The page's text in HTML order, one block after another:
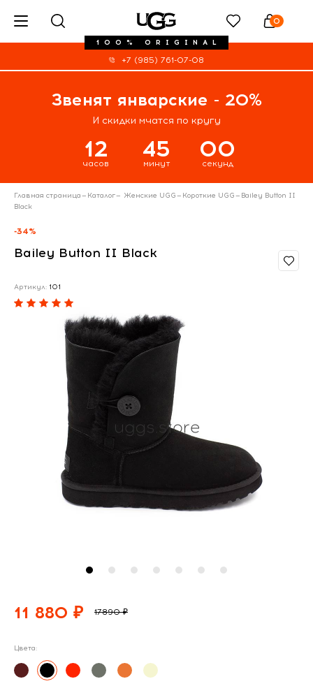
100% ORIGINAL
0
+7 (985) 761-07-08
Звенят январские - 20%
И скидки мчатся по кругу
12
часов
44
минут
59
секунд
Главная страница— Каталог— Женские UGG— Короткие UGG— Bailey Button II
Black
-34%
Bailey Button II Black
Артикул: 101
11 880 ₽ 17890 ₽
Цвета: